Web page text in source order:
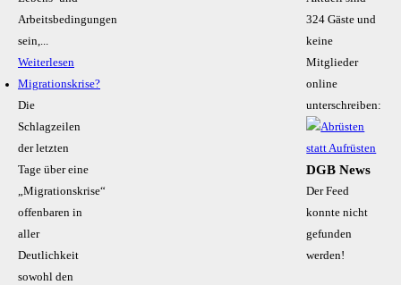
Arbeitsbedingungen
sein,...
Weiterlesen
Migrationskrise?
Die
Schlagzeilen
der letzten
Tage über eine
„Migrationskrise“
offenbaren in
aller
Deutlichkeit
sowohl den
324 Gäste und
keine
Mitglieder
online
unterschreiben:
DGB News
Der Feed
konnte nicht
gefunden
werden!